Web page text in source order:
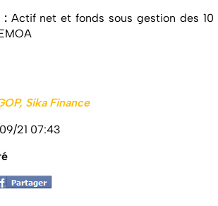
:Actif net et fonds sous gestion des 10
Sika Finance
21 07:43